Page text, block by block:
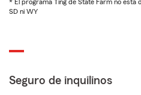
* El programa Ting de State Farm no está
SD ni WY
Seguro de inquilinos